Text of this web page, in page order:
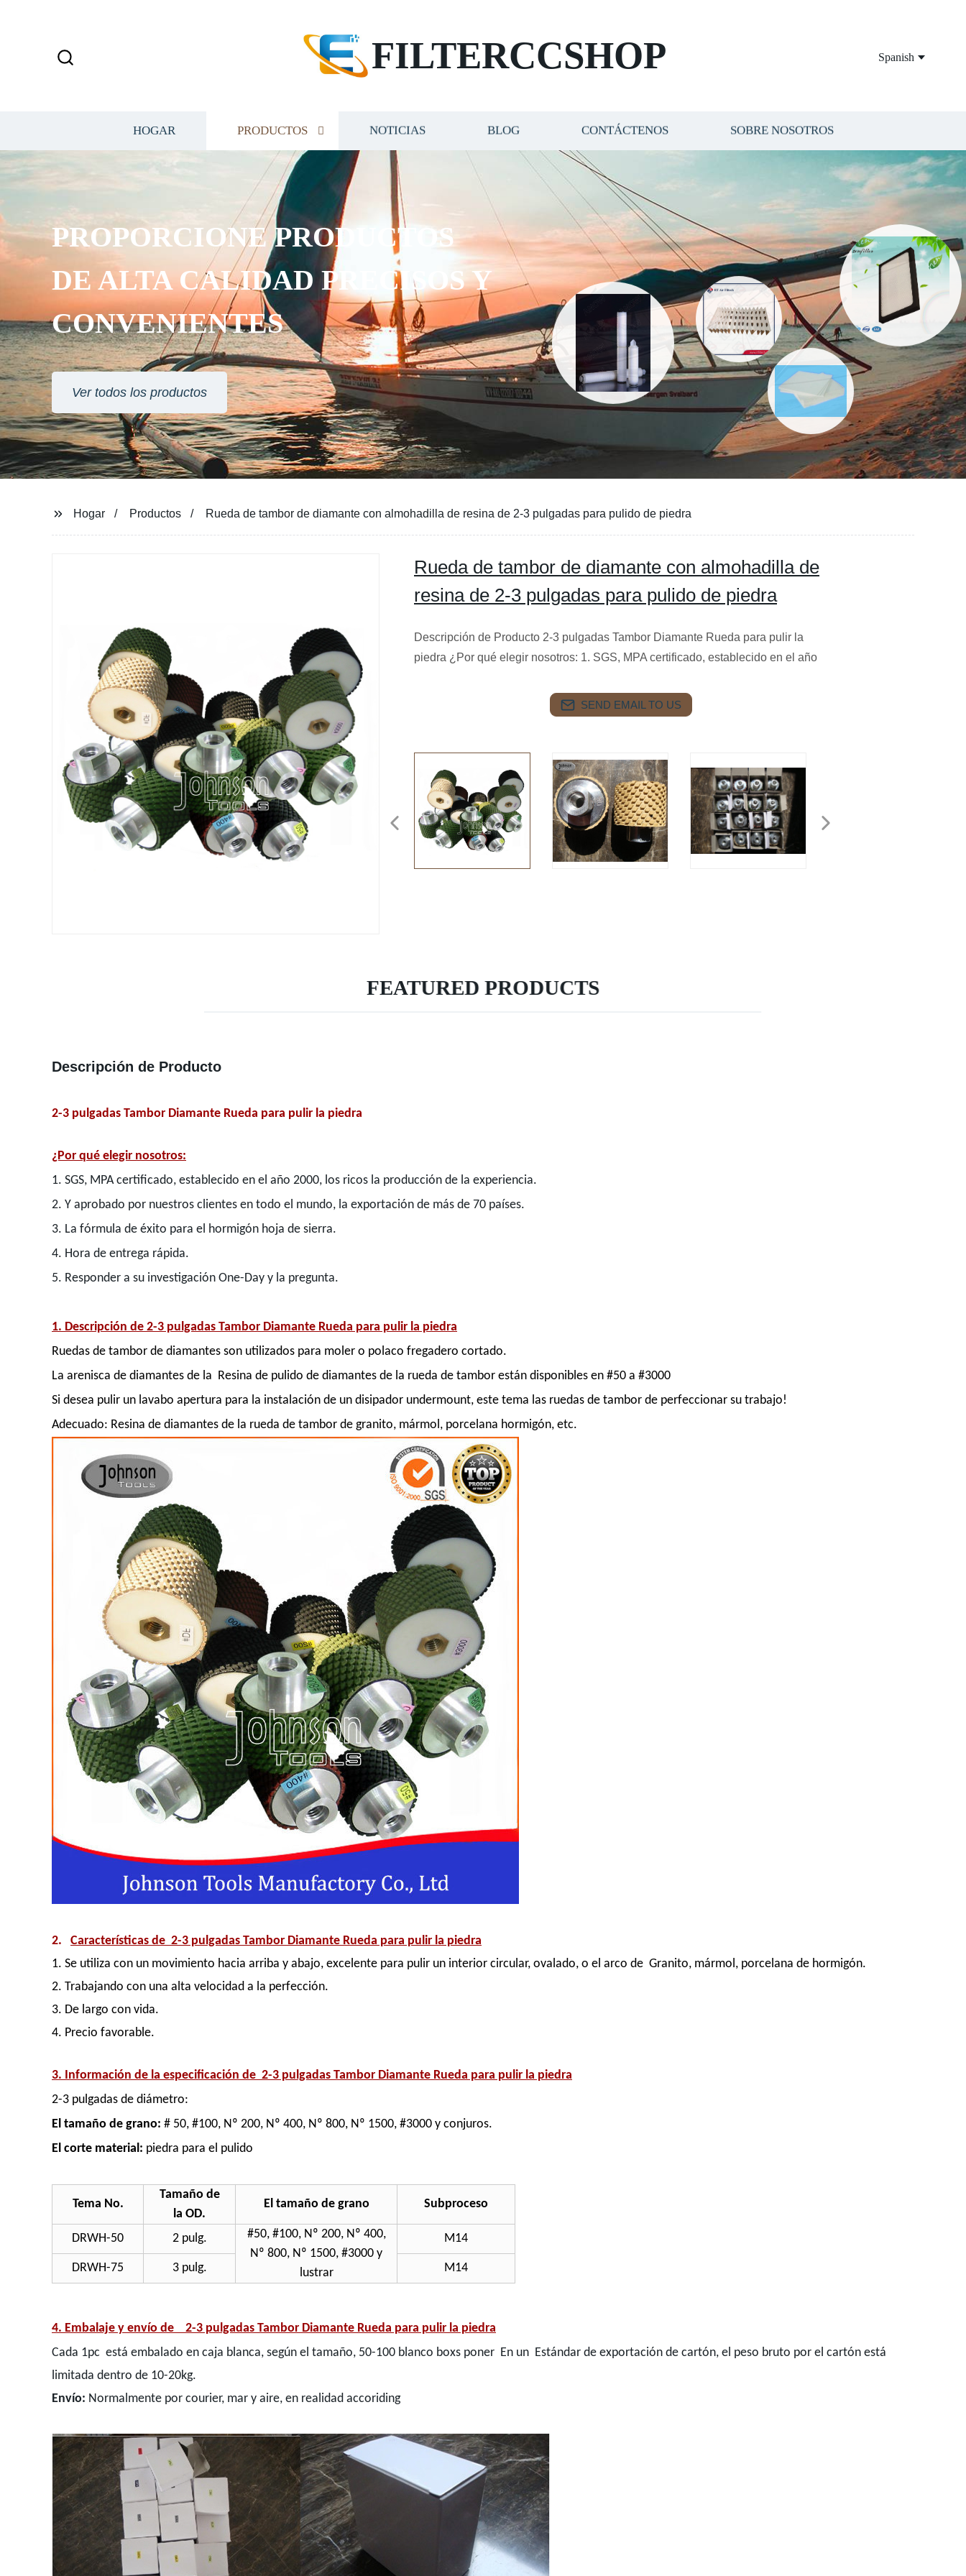
FILTERCCSHOP Spanish
HOGAR PRODUCTOS NOTICIAS BLOG CONTÁCTENOS SOBRE NOSOTROS
PROPORCIONE PRODUCTOS
DE ALTA CALIDAD PRECISOS Y
CONVENIENTES
Ver todos los productos
Hogar Productos Rueda de tambor de diamante con almohadilla de resina de 2-3 pulgadas para pulido de piedra
Rueda de tambor de diamante con almohadilla de
resina de 2-3 pulgadas para pulido de piedra
Descripción de Producto 2-3 pulgadas Tambor Diamante Rueda para pulir la
piedra ¿Por qué elegir nosotros: 1. SGS, MPA certificado, establecido en el año
SEND EMAIL TO US
FEATURED PRODUCTS
Descripción de Producto
2-3 pulgadas Tambor Diamante Rueda para pulir la piedra
¿Por qué elegir nosotros:
1. SGS, MPA certificado, establecido en el año 2000, los ricos la producción de la experiencia.
2. Y aprobado por nuestros clientes en todo el mundo, la exportación de más de 70 países.
3. La fórmula de éxito para el hormigón hoja de sierra.
4. Hora de entrega rápida.
5. Responder a su investigación One-Day y la pregunta.
1. Descripción de 2-3 pulgadas Tambor Diamante Rueda para pulir la piedra
Ruedas de tambor de diamantes son utilizados para moler o polaco fregadero cortado.
La arenisca de diamantes de la Resina de pulido de diamantes de la rueda de tambor están disponibles en #50 a #3000
Si desea pulir un lavabo apertura para la instalación de un disipador undermount, este tema las ruedas de tambor de perfeccionar su trabajo!
Adecuado: Resina de diamantes de la rueda de tambor de granito, mármol, porcelana hormigón, etc.
2. Características de 2-3 pulgadas Tambor Diamante Rueda para pulir la piedra
1. Se utiliza con un movimiento hacia arriba y abajo, excelente para pulir un interior circular, ovalado, o el arco de Granito, mármol, porcelana de hormigón.
2. Trabajando con una alta velocidad a la perfección.
3. De largo con vida.
4. Precio favorable.
3. Información de la especificación de 2-3 pulgadas Tambor Diamante Rueda para pulir la piedra
2-3 pulgadas de diámetro:
El tamaño de grano: # 50, #100, Nº 200, Nº 400, Nº 800, Nº 1500, #3000 y conjuros.
El corte material: piedra para el pulido
Tema No.
Tamaño de
la OD.
El tamaño de grano Subproceso
DRWH-50 2 pulg.
#50, #100, Nº 200, Nº 400,
Nº 800, Nº 1500, #3000 y
lustrar
M14
DRWH-75 3 pulg. M14
4. Embalaje y envío de
2-3 pulgadas Tambor Diamante Rueda para pulir la piedra
Cada 1pc está embalado en caja blanca, según el tamaño, 50-100 blanco boxs poner En un Estándar de exportación de cartón, el peso bruto por el cartón está
limitada dentro de 10-20kg.
Envío: Normalmente por courier, mar y aire, en realidad accoriding